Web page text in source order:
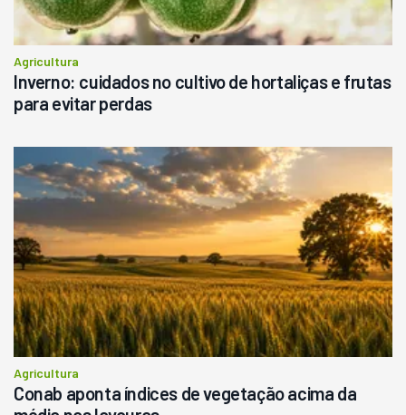
Agricultura
Inverno: cuidados no cultivo de hortaliças e frutas
para evitar perdas
Agricultura
Conab aponta índices de vegetação acima da